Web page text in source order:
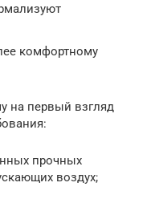
комфортному
на первый взгляд
прочных
воздух;